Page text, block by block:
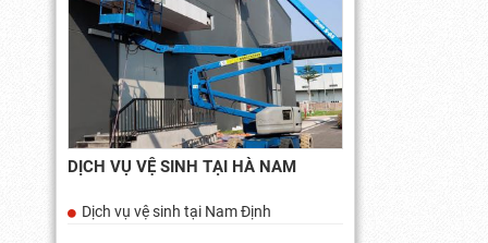
DỊCH VỤ VỆ SINH TẠI HÀ NAM
Dịch vụ vệ sinh tại Nam Định